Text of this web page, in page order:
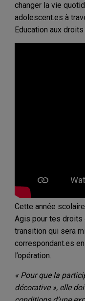
changer la vie
adolescent.es à
Education aux
Cette année
Agis pour tes droits
transition qui sera
correspondant.es
l’opération.
« Pour que la
décorative », elle